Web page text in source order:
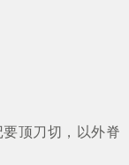
顶刀切，以外脊